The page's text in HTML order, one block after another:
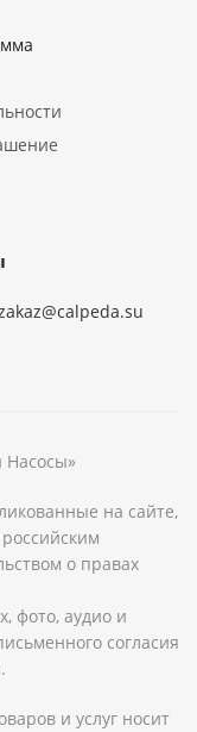
на сайте,
о правах
фото, аудио и
согласия
и услуг носит